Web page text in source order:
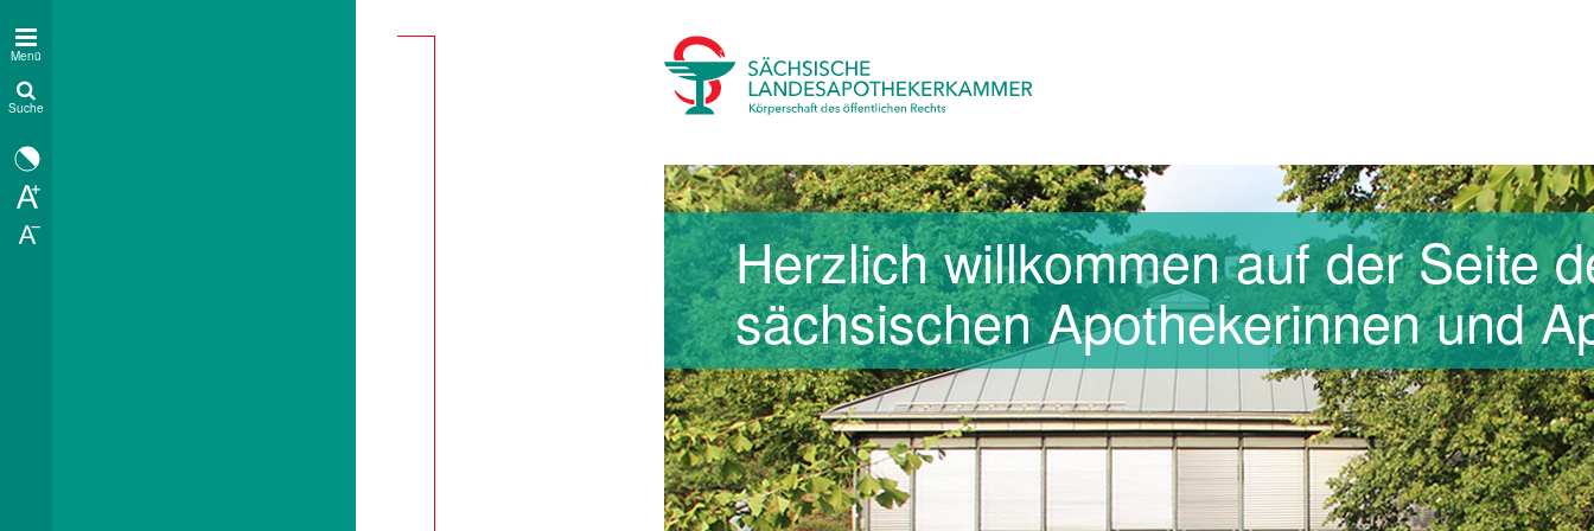
Menü
Suche
Herzlich willkommen auf der Seite
sächsischen Apothekerinnen und